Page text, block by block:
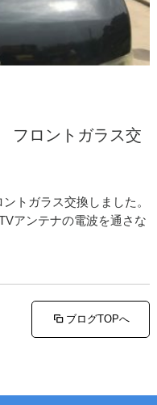
ロントガラス交
トガラス交換しました。
アンテナの電波を通さな
ブログTOPへ